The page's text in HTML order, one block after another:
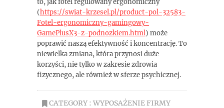
to, jak fotel regulowany ergonomiczny
(https://swiat-krzesel.pl/product-pol-32583-
Fotel-ergonomiczny-gamingowy-
GamePlusX3-z-podnozkiem.html) może
poprawić naszą efektywność i koncentrację. To
niewielka zmiana, która przynosi duże
korzyści, nie tylko w zakresie zdrowia
fizycznego, ale również w sferze psychicznej.
CATEGORY : WYPOSAŻENIE FIRMY